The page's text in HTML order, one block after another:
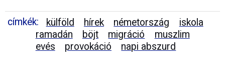
címkék: külföld hírek németország
iskola
ramadán
böjt migráció
muszlim
evés
provokáció napi abszurd